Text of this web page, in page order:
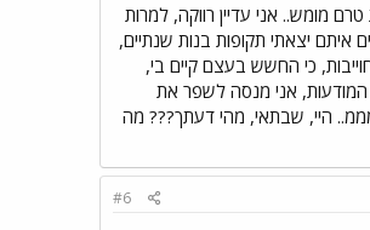
מומש.. אני עדיין רווקה, למרות
איתם יצאתי תקופות בנות שנתיים,
כי החשש בעצם קיים בי,
המודעות, אני מנסה לשפר את
היי, שבתאי, מהי דעתך??? מה
#6